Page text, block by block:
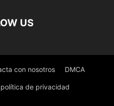
US
con nosotros DMCA
política de privacidad